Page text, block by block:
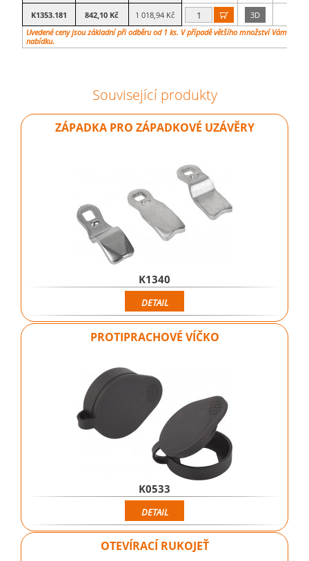
K1353.181 842,10 Kč 1 018,94 Kč  3D
Uvedené ceny jsou základní při odběru od 1 ks. V případě většího množství Vám
nabídku.
Související produkty
ZÁPADKA PRO ZÁPADKOVÉ UZÁVĚRY
K1340
DETAIL
PROTIPRACHOVÉ VÍČKO
K0533
DETAIL
OTEVÍRACÍ RUKOJEŤ